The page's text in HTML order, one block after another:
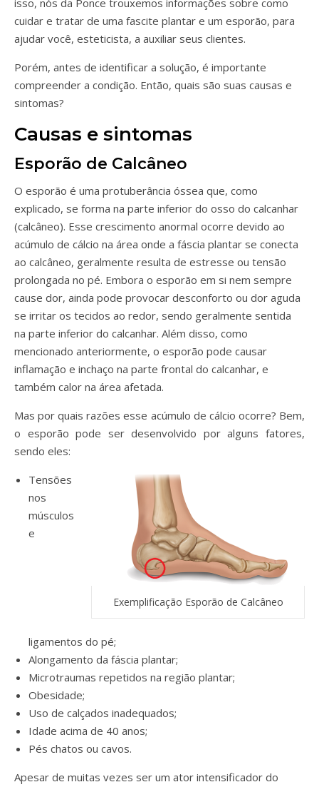
isso, nós da Ponce trouxemos informações sobre como
cuidar e tratar de uma fascite plantar e um esporão, para
ajudar você, esteticista, a auxiliar seus clientes.
Porém, antes de identificar a solução, é importante
compreender a condição. Então, quais são suas causas e
sintomas?
Causas e sintomas
Esporão de Calcâneo
O esporão é uma protuberância óssea que, como
explicado, se forma na parte inferior do osso do calcanhar
(calcâneo). Esse crescimento anormal ocorre devido ao
acúmulo de cálcio na área onde a fáscia plantar se conecta
ao calcâneo, geralmente resulta de estresse ou tensão
prolongada no pé. Embora o esporão em si nem sempre
cause dor, ainda pode provocar desconforto ou dor aguda
se irritar os tecidos ao redor, sendo geralmente sentida
na parte inferior do calcanhar. Além disso, como
mencionado anteriormente, o esporão pode causar
inflamação e inchaço na parte frontal do calcanhar, e
também calor na área afetada.
Mas por quais razões esse acúmulo de cálcio ocorre? Bem,
o esporão pode ser desenvolvido por alguns fatores,
sendo eles:
Exemplificação Esporão de Calcâneo
Tensões
nos
músculos
e
ligamentos do pé;
Alongamento da fáscia plantar;
Microtraumas repetidos na região plantar;
Obesidade;
Uso de calçados inadequados;
Idade acima de 40 anos;
Pés chatos ou cavos.
Apesar de muitas vezes ser um ator intensificador do